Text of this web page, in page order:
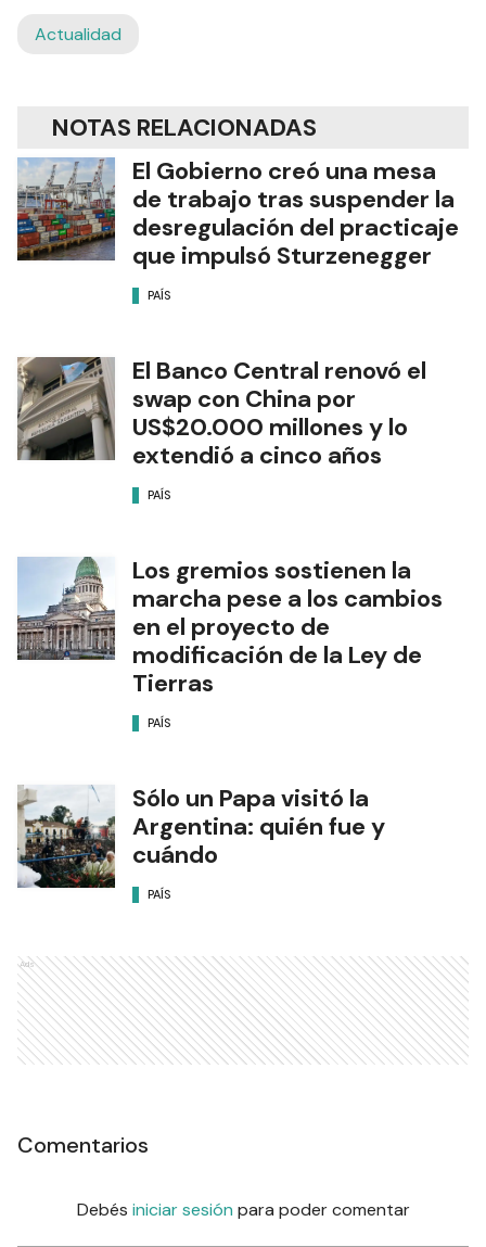
Actualidad
NOTAS RELACIONADAS
El Gobierno creó una mesa
de trabajo tras suspender la
desregulación del practicaje
que impulsó Sturzenegger
PAÍS
El Banco Central renovó el
swap con China por
US$20.000 millones y lo
extendió a cinco años
PAÍS
Los gremios sostienen la
marcha pese a los cambios
en el proyecto de
modificación de la Ley de
Tierras
PAÍS
Sólo un Papa visitó la
Argentina: quién fue y
cuándo
PAÍS
Ads
Comentarios
Debés iniciar sesión para poder comentar